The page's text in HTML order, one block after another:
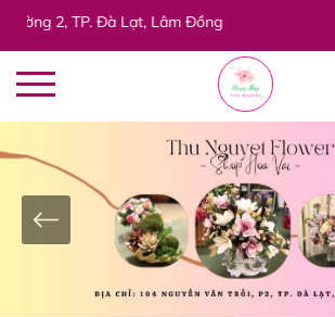
2, TP. Đà Lạt, Lâm Đồng